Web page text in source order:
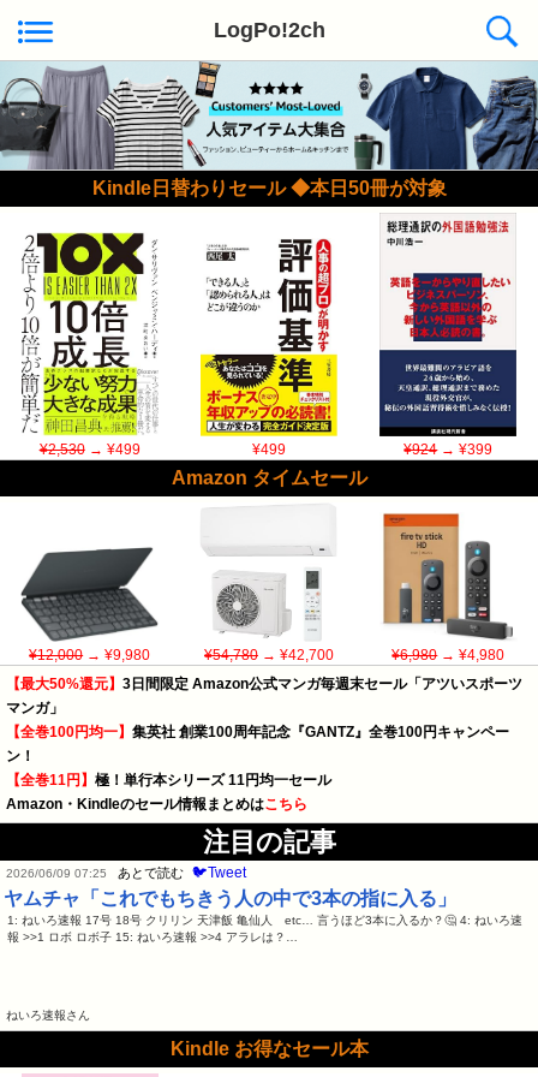
LogPo!2ch
Kindle日替わりセール ◆本日50冊が対象
¥2,530→ ¥499 ¥499 ¥924→ ¥399
Amazon タイムセール
¥12,000→ ¥9,980 ¥54,780→ ¥42,700 ¥6,980→ ¥4,980
【最大50%還元】 3日間限定 Amazon公式マンガ毎週末セール「アツいスポーツ
マンガ」
【全巻100円均一】 集英社 創業100周年記念『GANTZ』全巻100円キャンペー
ン！
【全巻11円】 極！単行本シリーズ 11円均一セール
Amazon・Kindleのセール情報まとめはこちら
注目の記事
2026/06/09 07:25 あとで読む 🐦Tweet
ヤムチャ「これでもちきう人の中で3本の指に入る」
1: ねいろ速報 17号 18号 クリリン 天津飯 亀仙人 etc… 言うほど3本に入るか？🤔 4: ねいろ速
報 >>1 ロボ ロボ子 15: ねいろ速報 >>4 アラレは？…
ねいろ速報さん
Kindle お得なセール本